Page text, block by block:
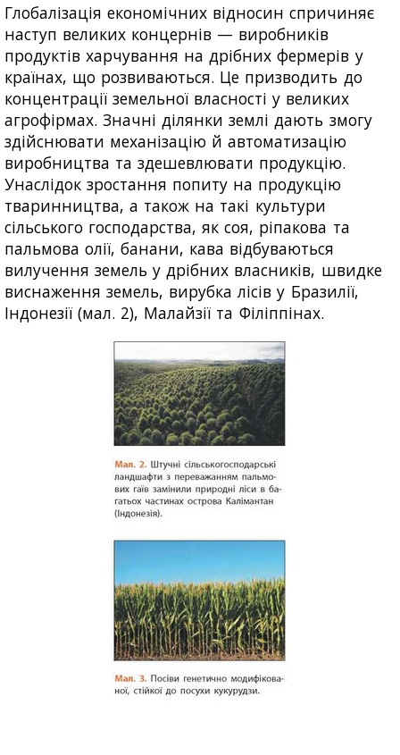
Глобалізація економічних відносин спричиняє
наступ великих концернів — виробників
продуктів харчування на дрібних фермерів у
країнах, що розвиваються. Це призводить до
концентрації земельної власності у великих
агрофірмах. Значні ділянки землі дають змогу
здійснювати механізацію й автоматизацію
виробництва та здешевлювати продукцію.
Унаслідок зростання попиту на продукцію
тваринництва, а також на такі культури
сільського господарства, як соя, ріпакова та
пальмова олії, банани, кава відбуваються
вилучення земель у дрібних власників, швидке
виснаження земель, вирубка лісів у Бразилії,
Індонезії (мал. 2), Малайзії та Філіппінах.